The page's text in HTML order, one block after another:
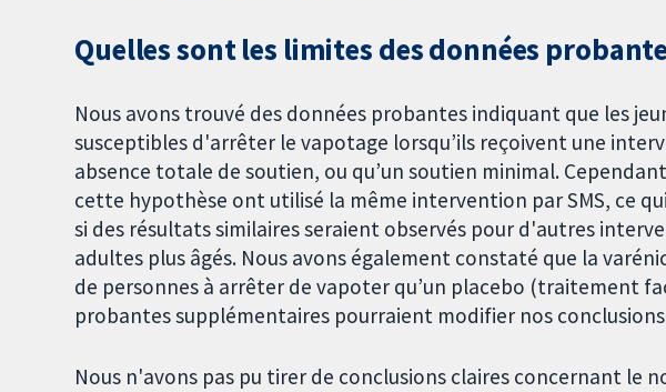
Quelles sont les limites des données
Nous avons trouvé des données probantes indiquant que les
susceptibles d'arrêter le vapotage lorsqu’ils reçoivent une
absence totale de soutien, ou qu’un soutien minimal.
cette hypothèse ont utilisé la même intervention par SMS, ce
si des résultats similaires seraient observés pour d'autres
adultes plus âgés. Nous avons également constaté que la
de personnes à arrêter de vapoter qu’un placebo (traitement
probantes supplémentaires pourraient modifier nos
Nous n'avons pas pu tirer de conclusions claires concernant le